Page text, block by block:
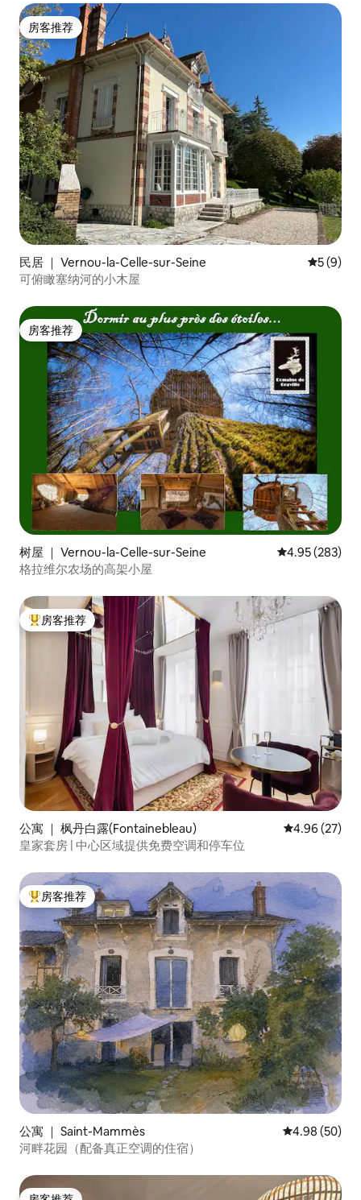
房客推荐
房客推荐
民居 ｜ Vernou-la-Celle-sur-Seine 平均评分
5 (9)
可俯瞰塞纳河的小木屋
房客推荐
房客推荐
树屋 ｜ Vernou-la-Celle-sur-Seine 平均评分 4.95
4.95 (283)
格拉维尔农场的高架小屋
热门「房客推荐」
房客推荐
公寓 ｜ 枫丹白露(Fontainebleau) 平均评分
4.96 (27)
皇家套房 | 中心区域提供免费空调和停车位
热门「房客推荐」
房客推荐
公寓 ｜ Saint-Mammès 平均评分 4.98
4.98 (50)
河畔花园（配备真正空调的住宿）